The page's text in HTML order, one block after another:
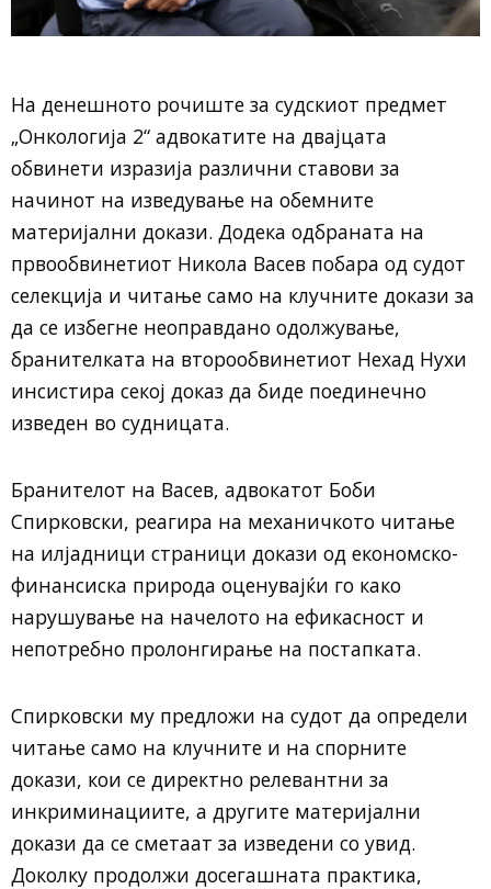
На денешното рочиште за судскиот предмет
„Онкологија 2“ адвокатите на двајцата
обвинети изразија различни ставови за
начинот на изведување на обемните
материјални докази. Додека одбраната на
првообвинетиот Никола Васев побара од судот
селекција и читање само на клучните докази за
да се избегне неоправдано одолжување,
бранителката на второобвинетиот Нехад Нухи
инсистира секој доказ да биде поединечно
изведен во судницата.
Бранителот на Васев, адвокатот Боби
Спирковски, реагира на механичкото читање
на илјадници страници докази од економско-
финансиска природа оценувајќи го како
нарушување на начелото на ефикасност и
непотребно пролонгирање на постапката.
Спирковски му предложи на судот да определи
читање само на клучните и на спорните
докази, кои се директно релевантни за
инкриминациите, а другите материјални
докази да се сметаат за изведени со увид.
Доколку продолжи досегашната практика,